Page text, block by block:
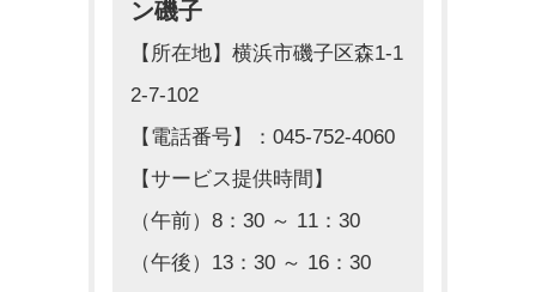
ン磯子
【所在地】横浜市磯子区森1-1
2-7-102
【電話番号】：045-752-4060
【サービス提供時間】
（午前）8：30 ～ 11：30
（午後）13：30 ～ 16：30